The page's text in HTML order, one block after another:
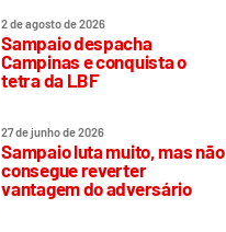
2 de agosto de 2026
Sampaio despacha
Campinas e conquista o
tetra da LBF
27 de junho de 2026
Sampaio luta muito, mas não
consegue reverter
vantagem do adversário